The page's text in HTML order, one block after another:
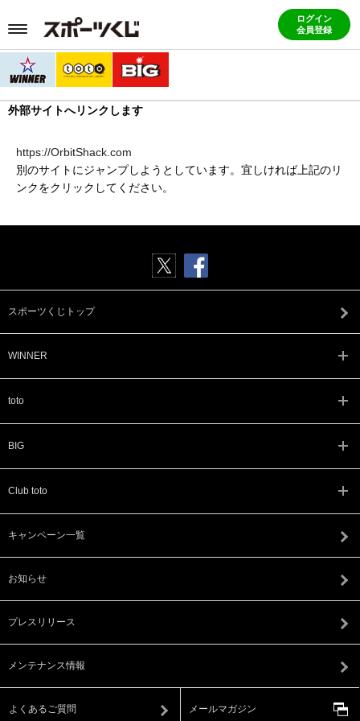
ログイン
会員登録
外部サイトへリンクします
https://OrbitShack.com
別のサイトにジャンプしようとしています。宜しければ上記のリ
ンクをクリックしてください。
スポーツくじトップ
WINNER
toto
BIG
Club toto
キャンペーン一覧
お知らせ
プレスリリース
メンテナンス情報
よくあるご質問 メールマガジン